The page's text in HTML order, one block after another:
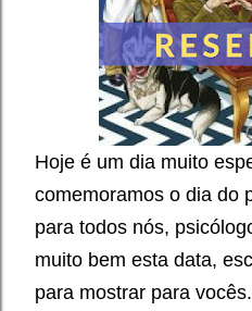
Hoje é um dia muito
comemoramos o dia do
para todos nós,
muito bem esta data,
para mostrar para vocês.